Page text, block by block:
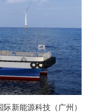
新能源科技（广州）